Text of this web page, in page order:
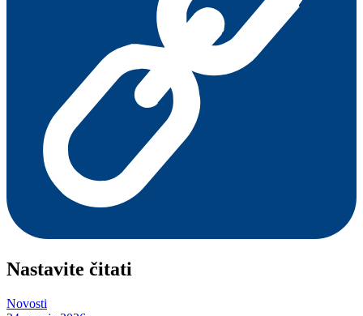
Nastavite čitati
Novosti